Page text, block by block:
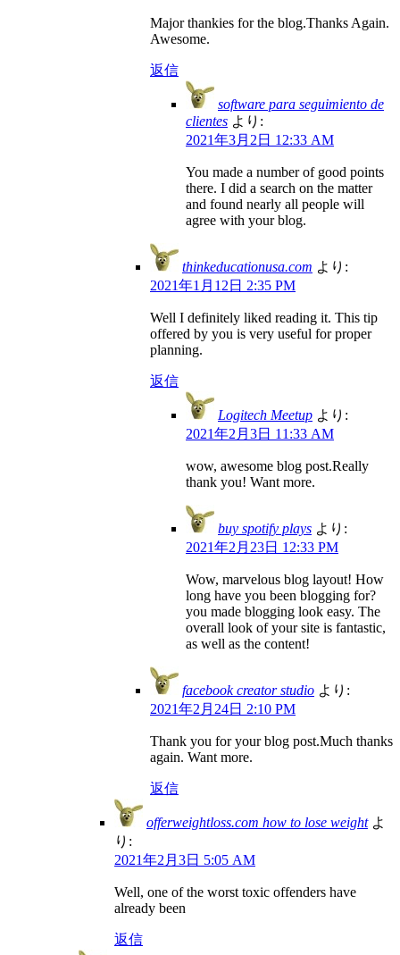
Major thankies for the blog.Thanks Again.
Awesome.
返信
software para seguimiento de
clientes より:
2021年3月2日 12:33 AM
You made a number of good points
there. I did a search on the matter
and found nearly all people will
agree with your blog.
thinkeducationusa.com より:
2021年1月12日 2:35 PM
Well I definitely liked reading it. This tip
offered by you is very useful for proper
planning.
返信
Logitech Meetup より:
2021年2月3日 11:33 AM
wow, awesome blog post.Really
thank you! Want more.
buy spotify plays より:
2021年2月23日 12:33 PM
Wow, marvelous blog layout! How
long have you been blogging for?
you made blogging look easy. The
overall look of your site is fantastic,
as well as the content!
facebook creator studio より:
2021年2月24日 2:10 PM
Thank you for your blog post.Much thanks
again. Want more.
返信
offerweightloss.com how to lose weight よ
り:
2021年2月3日 5:05 AM
Well, one of the worst toxic offenders have
already been
返信